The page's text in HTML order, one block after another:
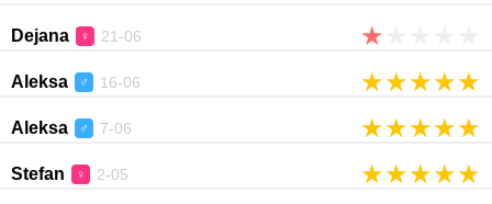
Dejana ♀ 21-06 ★
Aleksa ♂ 16-06 ★★★★★
Aleksa ♂ 7-06 ★★★★★
Stefan ♀ 2-05 ★★★★★